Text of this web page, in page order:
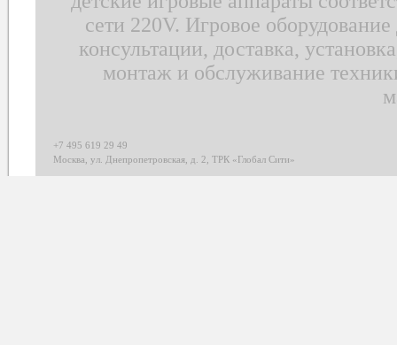
сети 220V. Игровое
консультации, доставка,
монтаж и обслуживание
+7 495 619 29 49
Москва, ул. Днепропетровская, д. 2, ТРК «Глобал Сити»